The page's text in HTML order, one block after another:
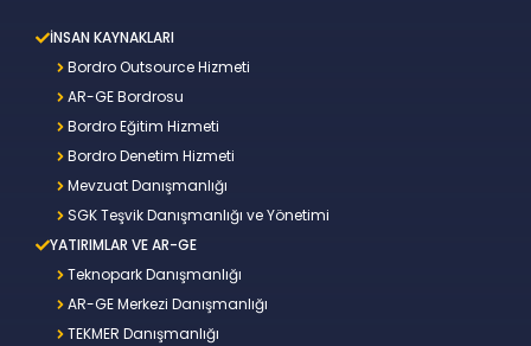
İNSAN KAYNAKLARI
Bordro Outsource Hizmeti
AR-GE Bordrosu
Bordro Eğitim Hizmeti
Bordro Denetim Hizmeti
Mevzuat Danışmanlığı
SGK Teşvik Danışmanlığı ve Yönetimi
YATIRIMLAR VE AR-GE
Teknopark Danışmanlığı
AR-GE Merkezi Danışmanlığı
TEKMER Danışmanlığı